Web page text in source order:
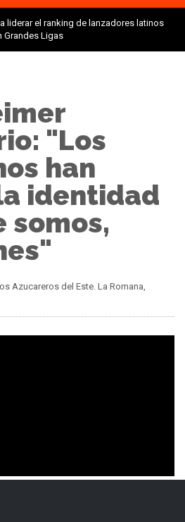
liderar el ranking de lanzadores latinos
Grandes Ligas
"Los
han
identidad
somos,
Azucareros del Este. La Romana,